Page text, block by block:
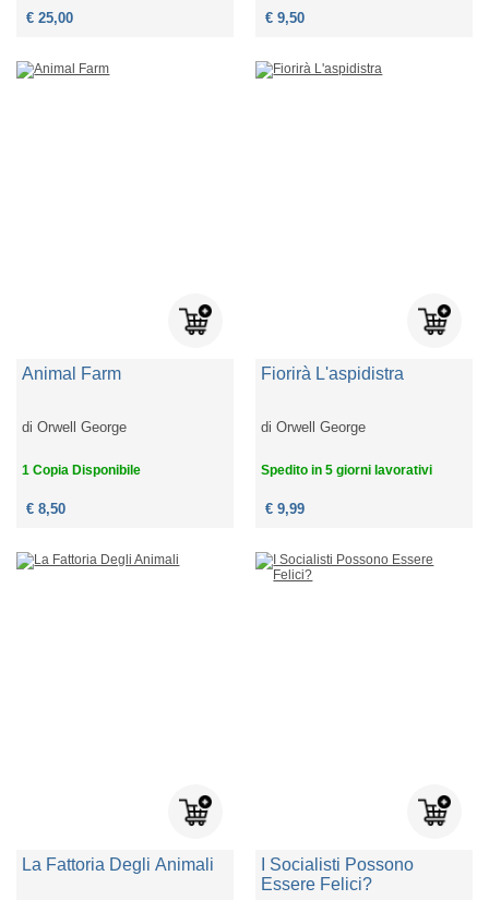
€ 25,00 € 9,50
Animal Farm
diOrwell George
1 Copia Disponibile
€ 8,50
Fiorirà L'aspidistra
diOrwell George
Spedito in 5 giorni lavorativi
€ 9,99
La Fattoria Degli Animali
I Socialisti Possono
Essere Felici?